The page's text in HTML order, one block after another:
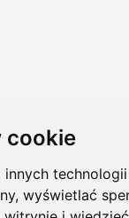
cookie
wyświetlać